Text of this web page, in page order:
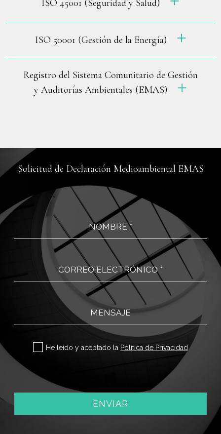
ISO 45001 (Seguridad y Salud)
ISO 50001 (Gestión de la Energía)
Registro del Sistema Comunitario de Gestión
y Auditorías Ambientales (EMAS)
Solicitud de Declaración Medioambiental EMAS
NOMBRE *
CORREO ELECTRÓNICO *
MENSAJE
SíHe leído y aceptado la Política de Privacidad